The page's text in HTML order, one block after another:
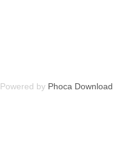
Powered by Phoca Download